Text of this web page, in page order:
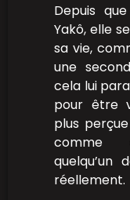
Depuis
Yakô, elle
sa vie,
une
cela lui
pour être
plus
comme
réellement.